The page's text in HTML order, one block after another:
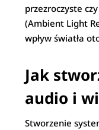
przezroczyste
(Ambient Light
wpływ światła
Jak
audio i
Stworzenie